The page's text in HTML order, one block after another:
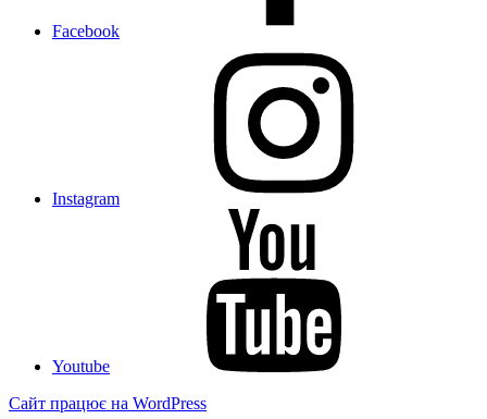
Facebook
Instagram
Youtube
Сайт працює на WordPress